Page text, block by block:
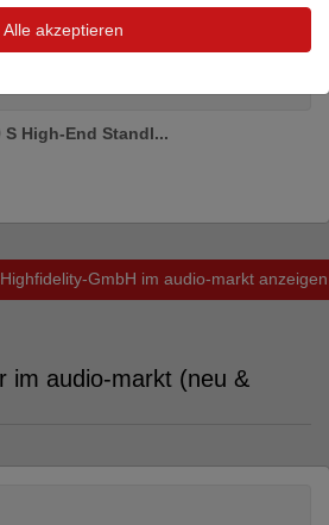
S High-End Standl...
GmbH im audio-markt anzeigen
im audio-markt (neu &
Alle akzeptieren